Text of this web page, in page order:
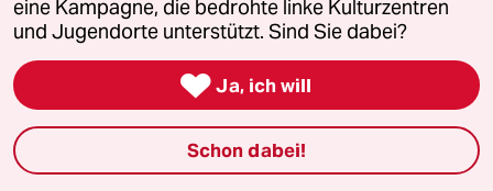
#Ex-Jugoslawien
#Albaner
#Minderheiten
#Minderheitenrechte
#Recherchefonds Ausland
Feedback Kommentieren Fehlerhinweis
Diesen Artikel teilen
eine Kampagne, die bedrohte linke Kulturzentren
und Jugendorte unterstützt. Sind Sie dabei?
 Ja, ich will
Schon dabei!